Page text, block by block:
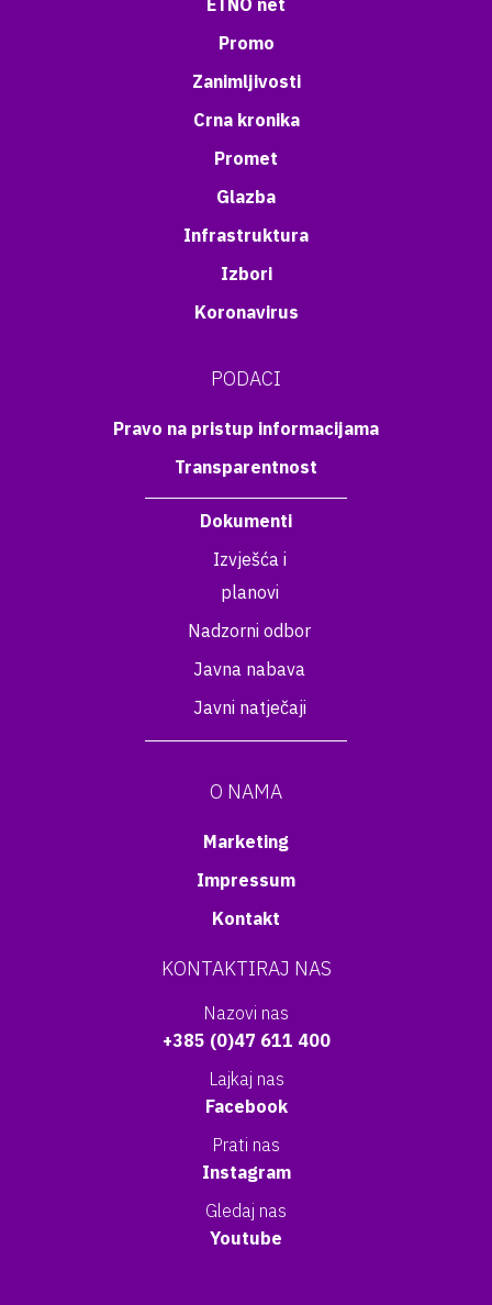
ETNO net
Promo
Zanimljivosti
Crna kronika
Promet
Glazba
Infrastruktura
Izbori
Koronavirus
PODACI
Pravo na pristup informacijama
Transparentnost
Dokumenti
Izvješća i
planovi
Nadzorni odbor
Javna nabava
Javni natječaji
O NAMA
Marketing
Impressum
Kontakt
KONTAKTIRAJ NAS
Nazovi nas
+385 (0)47 611 400
Lajkaj nas
Facebook
Prati nas
Instagram
Gledaj nas
Youtube